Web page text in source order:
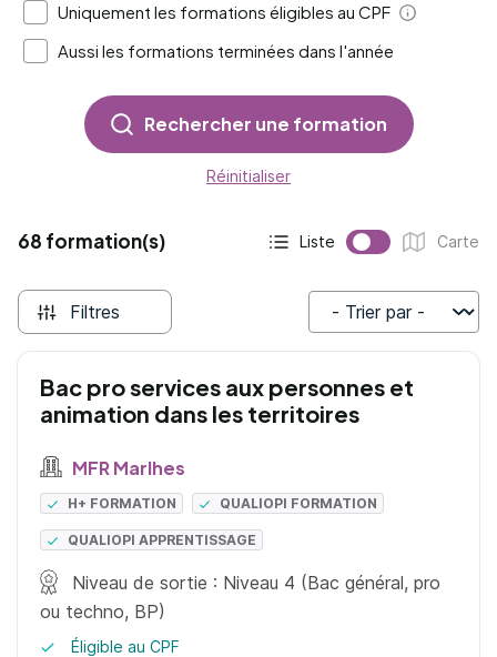
Uniquement les formations éligibles au CPF
Aide
Aussi les formations terminées dans l'année
Rechercher une formation
Réinitialiser
68 formation(s)
Affichage actif :
Liste
Affichage :
Carte
Filtres
Trier par
Bac pro services aux personnes et
animation dans les territoires
MFR Marlhes
H+ FORMATION QUALIOPI FORMATION
QUALIOPI APPRENTISSAGE
Niveau de sortie : Niveau 4 (Bac général, pro
ou techno, BP)
Éligible au CPF